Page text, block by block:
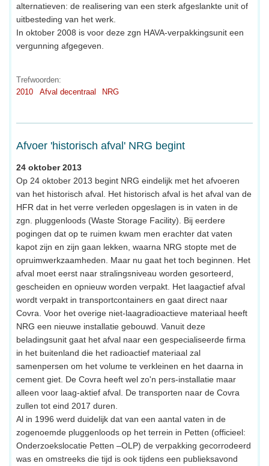
alternatieven: de realisering van een sterk afgeslankte unit of
uitbesteding van het werk.
In oktober 2008 is voor deze zgn HAVA-verpakkingsunit een
vergunning afgegeven.
Trefwoorden:
2010
Afval decentraal NRG
Afvoer 'historisch afval' NRG begint
24 oktober 2013
Op 24 oktober 2013 begint NRG eindelijk met het afvoeren
van het historisch afval. Het historisch afval is het afval van de
HFR dat in het verre verleden opgeslagen is in vaten in de
zgn. pluggenloods (Waste Storage Facility). Bij eerdere
pogingen dat op te ruimen kwam men erachter dat vaten
kapot zijn en zijn gaan lekken, waarna NRG stopte met de
opruimwerkzaamheden. Maar nu gaat het toch beginnen. Het
afval moet eerst naar stralingsniveau worden gesorteerd,
gescheiden en opnieuw worden verpakt. Het laagactief afval
wordt verpakt in transportcontainers en gaat direct naar
Covra. Voor het overige niet-laagradioactieve materiaal heeft
NRG een nieuwe installatie gebouwd. Vanuit deze
beladingsunit gaat het afval naar een gespecialiseerde firma
in het buitenland die het radioactief materiaal zal
samenpersen om het volume te verkleinen en het daarna in
cement giet. De Covra heeft wel zo'n pers-installatie maar
alleen voor laag-aktief afval. De transporten naar de Covra
zullen tot eind 2017 duren.
Al in 1996 werd duidelijk dat van een aantal vaten in de
zogenoemde pluggenloods op het terrein in Petten (officieel:
Onderzoekslocatie Petten –OLP) de verpakking gecorrodeerd
was en omstreeks die tijd is ook tijdens een publieksavond